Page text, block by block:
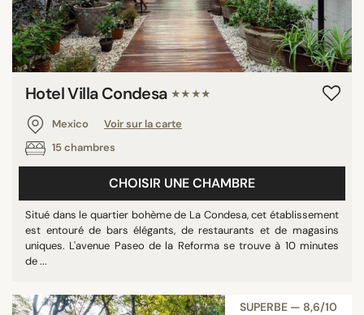
Hotel Villa Condesa ★★★★
Mexico
Voir sur la carte
15 chambres
CHOISIR UNE CHAMBRE
Situé dans le quartier bohème de La Condesa, cet établissement
est entouré de bars élégants, de restaurants et de magasins
uniques. L'avenue Paseo de la Reforma se trouve à 10 minutes
de ...
SUPERBE — 8,6/10